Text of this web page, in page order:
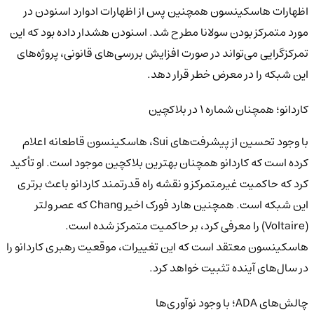
اظهارات هاسکینسون همچنین پس از اظهارات ادوارد اسنودن در
مورد متمرکز بودن سولانا مطرح شد. اسنودن هشدار داده بود که این
تمرکزگرایی می‌تواند در صورت افزایش بررسی‌های قانونی، پروژه‌های
این شبکه را در معرض خطر قرار دهد.
کاردانو؛ همچنان شماره ۱ در بلاکچین
با وجود تحسین از پیشرفت‌های Sui، هاسکینسون قاطعانه اعلام
کرده است که کاردانو همچنان بهترین بلاکچین موجود است. او تأکید
کرد که حاکمیت غیرمتمرکز و نقشه راه قدرتمند کاردانو باعث برتری
این شبکه است. همچنین هارد فورک اخیر Chang که عصر ولتر
(Voltaire) را معرفی کرد، بر حاکمیت متمرکز شده است.
هاسکینسون معتقد است که این تغییرات، موقعیت رهبری کاردانو را
در سال‌های آینده تثبیت خواهد کرد.
چالش‌های ADA؛ با وجود نوآوری‌ها